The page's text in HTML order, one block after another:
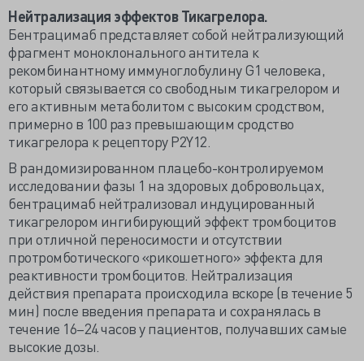
Нейтрализация эффектов Тикагрелора.
Бентрацимаб представляет собой нейтрализующий
фрагмент моноклонального антитела к
рекомбинантному иммуноглобулину G1 человека,
который связывается со свободным тикагрелором и
его активным метаболитом с высоким сродством,
примерно в 100 раз превышающим сродство
тикагрелора к рецептору P2Y12.
В рандомизированном плацебо-контролируемом
исследовании фазы 1 на здоровых добровольцах,
бентрацимаб нейтрализовал индуцированный
тикагрелором ингибирующий эффект тромбоцитов
при отличной переносимости и отсутствии
протромботического «рикошетного» эффекта для
реактивности тромбоцитов. Нейтрализация
действия препарата происходила вскоре (в течение 5
мин) после введения препарата и сохранялась в
течение 16–24 часов у пациентов, получавших самые
высокие дозы.